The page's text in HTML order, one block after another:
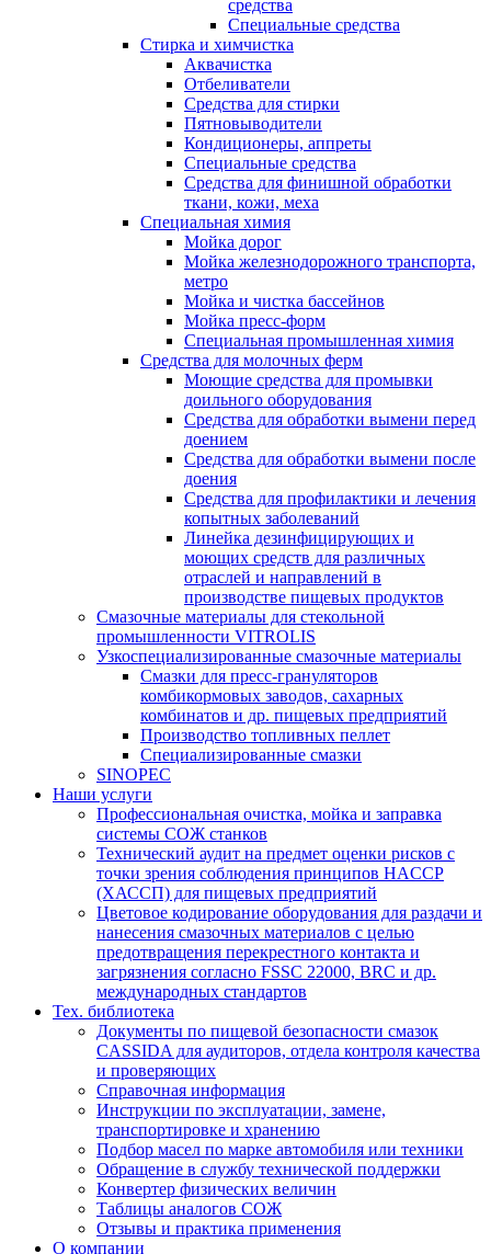
средства
Специальные средства
Стирка и химчистка
Аквачистка
Отбеливатели
Средства для стирки
Пятновыводители
Кондиционеры, аппреты
Специальные средства
Средства для финишной обработки
ткани, кожи, меха
Специальная химия
Мойка дорог
Мойка железнодорожного транспорта,
метро
Мойка и чистка бассейнов
Мойка пресс-форм
Специальная промышленная химия
Средства для молочных ферм
Моющие средства для промывки
доильного оборудования
Средства для обработки вымени перед
доением
Средства для обработки вымени после
доения
Средства для профилактики и лечения
копытных заболеваний
Линейка дезинфицирующих и
моющих средств для различных
отраслей и направлений в
производстве пищевых продуктов
Смазочные материалы для стекольной
промышленности VITROLIS
Узкоспециализированные смазочные материалы
Смазки для пресс-грануляторов
комбикормовых заводов, сахарных
комбинатов и др. пищевых предприятий
Производство топливных пеллет
Специализированные смазки
SINOPEC
Наши услуги
Профессиональная очистка, мойка и заправка
системы СОЖ станков
Технический аудит на предмет оценки рисков с
точки зрения соблюдения принципов HACCP
(ХАССП) для пищевых предприятий
Цветовое кодирование оборудования для раздачи и
нанесения смазочных материалов с целью
предотвращения перекрестного контакта и
загрязнения согласно FSSC 22000, BRC и др.
международных стандартов
Тех. библиотека
Документы по пищевой безопасности смазок
CASSIDA для аудиторов, отдела контроля качества
и проверяющих
Справочная информация
Инструкции по эксплуатации, замене,
транспортировке и хранению
Подбор масел по марке автомобиля или техники
Обращение в службу технической поддержки
Конвертер физических величин
Таблицы аналогов СОЖ
Отзывы и практика применения
О компании